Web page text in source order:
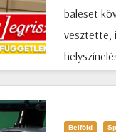
baleset
vesztette,
felriadt
Belföld